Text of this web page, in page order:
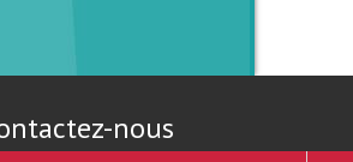
nous